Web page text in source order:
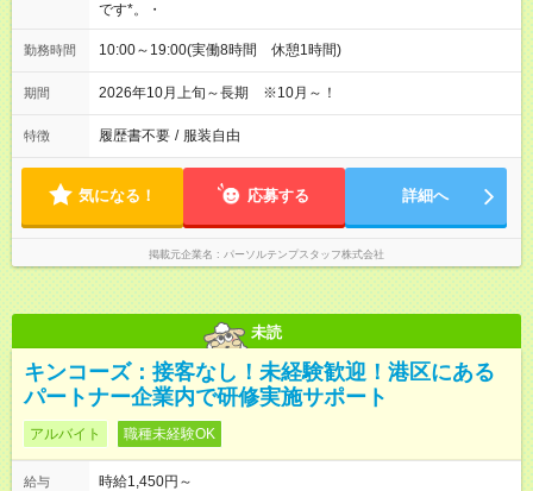
です*。・
勤務時間 10:00～19:00(実働8時間 休憩1時間)
期間 2026年10月上旬～長期 ※10月～！
特徴 履歴書不要 / 服装自由
気になる！ 応募する 詳細へ
掲載元企業名 パーソルテンプスタッフ株式会社
未読
キンコーズ：接客なし！未経験歓迎！港区にある
パートナー企業内で研修実施サポート
アルバイト 職種未経験OK
給与
時給1,450円～